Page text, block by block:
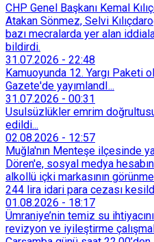
CHP Genel Başkanı Kemal
Atakan Sönmez, Selvi
bazı mecralarda yer alan
bildirdi.
31.07.2026 - 22:48
Kamuoyunda 12. Yargı Paketi
Gazete'de yayımlandI...
31.07.2026 - 00:31
Usulsüzlükler emrim
edildi...
02.08.2026 - 12:57
Muğla'nın Menteşe ilçesinde
Dören'e, sosyal medya
alkollü içki markasının
244 lira idari para cezası
taşımadığını savunan Dören,
başvurdu.
01.08.2026 - 18:17
Ümraniye’nin temiz su
revizyon ve iyileştirme